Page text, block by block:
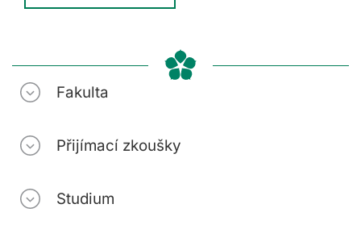
Fakulta
Přijímací zkoušky
Studium